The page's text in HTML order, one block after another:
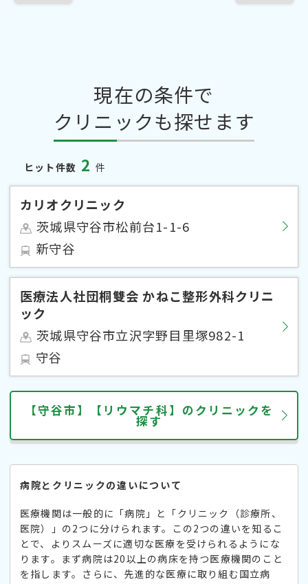
現在の条件で
クリニックも探せます
ヒット件数 2 件
カリオクリニック
茨城県守谷市松前台1-1-6
新守谷
医療法人社団桐雙会 かねこ整形外科クリニ
ック
茨城県守谷市立沢字野目里塚982-1
守谷
【守谷市】【リウマチ科】のクリニックを
探す
病院とクリニックの違いについて
医療機関は一般的に「病院」と「クリニック（診療所、
医院）」の2つに分けられます。この2つの違いを知るこ
とで、よりスムーズに適切な医療を受けられるようにな
ります。まず病院は20以上の病床を持つ医療機関のこと
を指します。さらに、先進的な医療に取り組む国立病